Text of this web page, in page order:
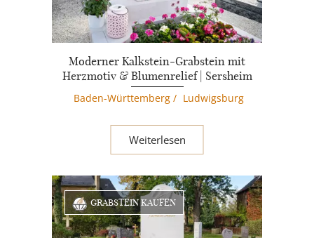
Moderner Kalkstein-Grabstein mit
Herzmotiv & Blumenrelief | Sersheim
Baden-Württemberg / Ludwigsburg
Weiterlesen
GRABSTEIN KAUFEN